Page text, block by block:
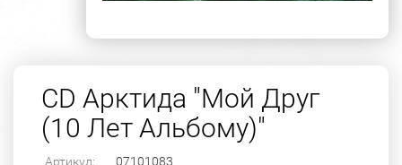
CD Арктида "Мой Друг
(10 Лет Альбому)"
Артикул: 07101083